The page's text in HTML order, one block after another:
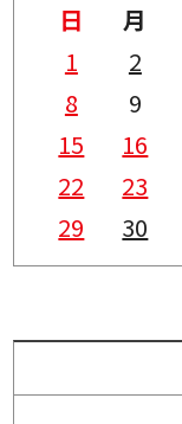
日 月
1
2
8
9
15
16
22
23
29
30